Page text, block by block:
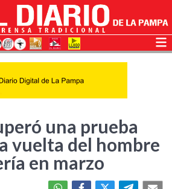
una prueba
vuelta del hombre
en marzo